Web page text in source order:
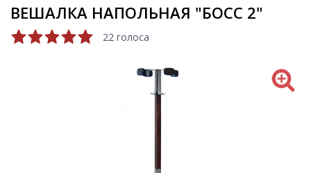
ВЕШАЛКА НАПОЛЬНАЯ "БОСС 2"
22 голоса